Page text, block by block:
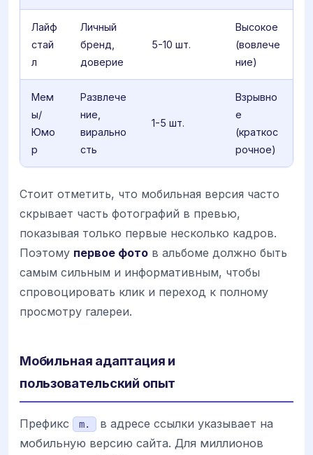
Лайф
стай
л
Личный
бренд,
доверие
5-10 шт.
Высокое
(вовлече
ние)
Мем
ы/
Юмо
р
Развлече
ние,
вирально
сть
1-5 шт.
Взрывно
е
(краткос
рочное)
Стоит отметить, что мобильная версия часто
скрывает часть фотографий в превью,
показывая только первые несколько кадров.
Поэтому первое фото в альбоме должно быть
самым сильным и информативным, чтобы
спровоцировать клик и переход к полному
просмотру галереи.
Мобильная адаптация и
пользовательский опыт
Префикс m.
в адресе ссылки указывает на
мобильную версию сайта. Для миллионов